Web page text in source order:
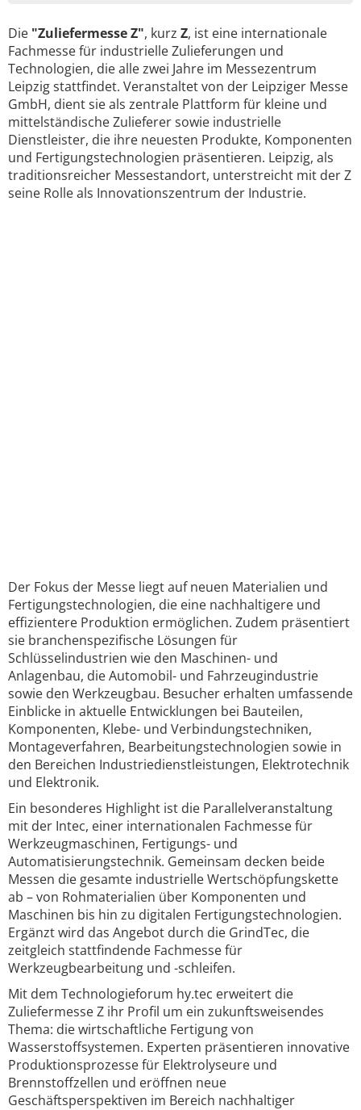
Die "Zuliefermesse Z", kurz Z, ist eine internationale
Fachmesse für industrielle Zulieferungen und
Technologien, die alle zwei Jahre im Messezentrum
Leipzig stattfindet. Veranstaltet von der Leipziger Messe
GmbH, dient sie als zentrale Plattform für kleine und
mittelständische Zulieferer sowie industrielle
Dienstleister, die ihre neuesten Produkte, Komponenten
und Fertigungstechnologien präsentieren. Leipzig, als
traditionsreicher Messestandort, unterstreicht mit der Z
seine Rolle als Innovationszentrum der Industrie.
Der Fokus der Messe liegt auf neuen Materialien und
Fertigungstechnologien, die eine nachhaltigere und
effizientere Produktion ermöglichen. Zudem präsentiert
sie branchenspezifische Lösungen für
Schlüsselindustrien wie den Maschinen- und
Anlagenbau, die Automobil- und Fahrzeugindustrie
sowie den Werkzeugbau. Besucher erhalten umfassende
Einblicke in aktuelle Entwicklungen bei Bauteilen,
Komponenten, Klebe- und Verbindungstechniken,
Montageverfahren, Bearbeitungstechnologien sowie in
den Bereichen Industriedienstleistungen, Elektrotechnik
und Elektronik.
Ein besonderes Highlight ist die Parallelveranstaltung
mit der Intec, einer internationalen Fachmesse für
Werkzeugmaschinen, Fertigungs- und
Automatisierungstechnik. Gemeinsam decken beide
Messen die gesamte industrielle Wertschöpfungskette
ab – von Rohmaterialien über Komponenten und
Maschinen bis hin zu digitalen Fertigungstechnologien.
Ergänzt wird das Angebot durch die GrindTec, die
zeitgleich stattfindende Fachmesse für
Werkzeugbearbeitung und -schleifen.
Mit dem Technologieforum hy.tec erweitert die
Zuliefermesse Z ihr Profil um ein zukunftsweisendes
Thema: die wirtschaftliche Fertigung von
Wasserstoffsystemen. Experten präsentieren innovative
Produktionsprozesse für Elektrolyseure und
Brennstoffzellen und eröffnen neue
Geschäftsperspektiven im Bereich nachhaltiger